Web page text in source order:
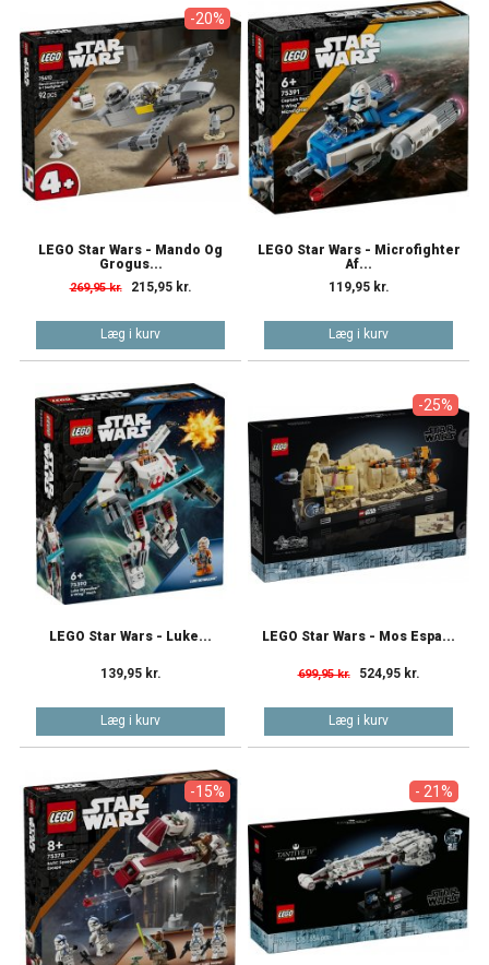
-20%
LEGO Star Wars - Mando Og
Grogus...
269,95 kr. 215,95 kr.
Læg i kurv
LEGO Star Wars - Microfighter
Af...
119,95 kr.
Læg i kurv
LEGO Star Wars - Luke...
139,95 kr.
Læg i kurv
-25%
LEGO Star Wars - Mos Espa...
699,95 kr. 524,95 kr.
Læg i kurv
-15% - 21%